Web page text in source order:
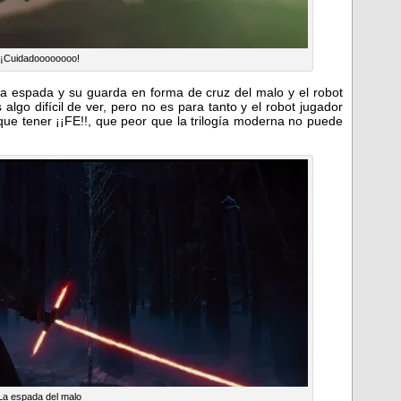
¡Cuidadoooooooo!
espada y su guarda en forma de cruz del malo y el robot
difícil de ver, pero no es para tanto y el robot jugador
tener ¡¡FE!!, que peor que la trilogía moderna no puede
espada del malo